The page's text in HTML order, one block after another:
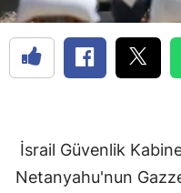
İsrail Güvenlik
Netanyahu'nun